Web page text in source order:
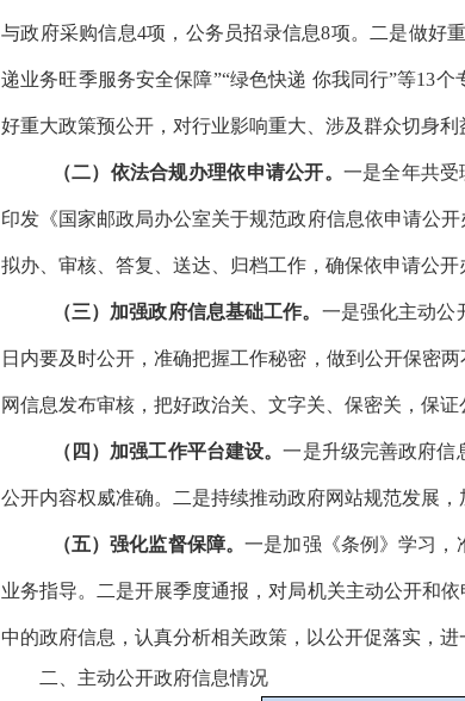
与政府采购信息4项，公务员招录信息8项。二是做好
递业务旺季服务安全保障”“绿色快递 你我同行”等13个
好重大政策预公开，对行业影响重大、涉及群众切身
（二）依法合规办理依申请公开。 一是全年共
印发《国家邮政局办公室关于规范政府信息依申请公
拟办、审核、答复、送达、归档工作，确保依申请公开
（三）加强政府信息基础工作。 一是强化主动公
日内要及时公开，准确把握工作秘密，做到公开保密
网信息发布审核，把好政治关、文字关、保密关，保证
（四）加强工作平台建设。一是升级完善政府信
公开内容权威准确。二是持续推动政府网站规范发展
（五）强化监督保障。一是加强《条例》学习，
业务指导。二是开展季度通报，对局机关主动公开和
中的政府信息，认真分析相关政策，以公开促落实，进
二、主动公开政府信息情况